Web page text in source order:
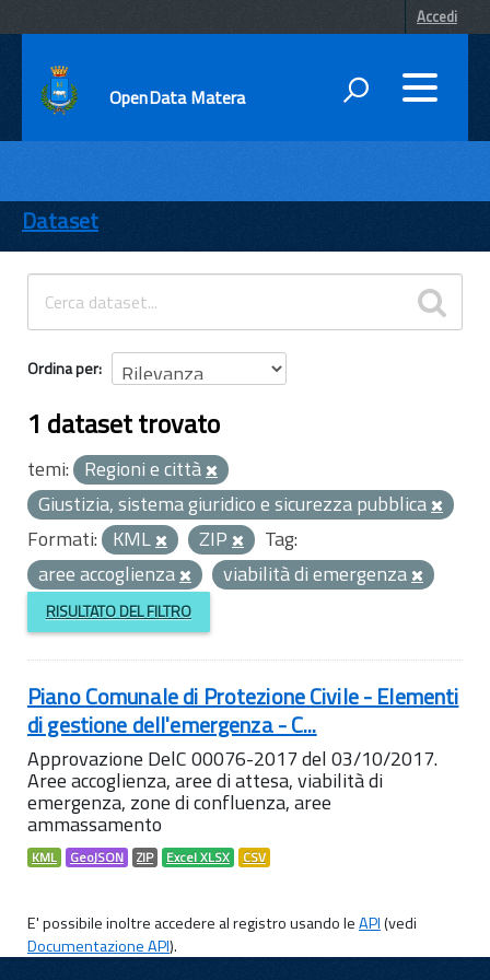
Accedi
OpenData Matera
ENTI
TEMI
INFORMAZIONI
Dataset
Ordina per
1 dataset trovato
temi: Regioni e città
Giustizia, sistema giuridico e sicurezza pubblica
Formati: KML ZIP
Tag:
aree accoglienza
viabilità di emergenza
RISULTATO DEL FILTRO
Piano Comunale di Protezione Civile - Elementi
di gestione dell'emergenza - C...
Approvazione DelC 00076-2017 del 03/10/2017.
Aree accoglienza, aree di attesa, viabilità di
emergenza, zone di confluenza, aree
ammassamento
KML GeoJSON ZIP Excel XLSX CSV
E' possibile inoltre accedere al registro usando leAPI(vedi
Documentazione API).